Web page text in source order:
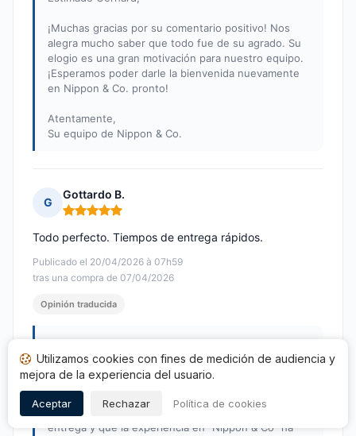
¡Muchas gracias por su comentario positivo! Nos
alegra mucho saber que todo fue de su agrado. Su
elogio es una gran motivación para nuestro equipo.
¡Esperamos poder darle la bienvenida nuevamente
en Nippon & Co. pronto!
Atentamente,
Su equipo de Nippon & Co.
G
Gottardo B.
Nota: 5 de 5
Publicado el 20/04/2026 à 07h59
tras una compra de 07/04/2026
Todo perfecto. Tiempos de entrega rápidos.
Opinión traducida
Publicada el 27/04/2026
Estimado Gottardo, le agradecemos de corazón por
su excepcional reseña. Nos alegra saber que ha
apreciado la rapidez de nuestros tiempos de
entrega y que la experiencia en "Nippon & Co" ha
Utilizamos cookies con fines de medición de audiencia y
mejora de la experiencia del usuario.
Aceptar Rechazar Política de cookies